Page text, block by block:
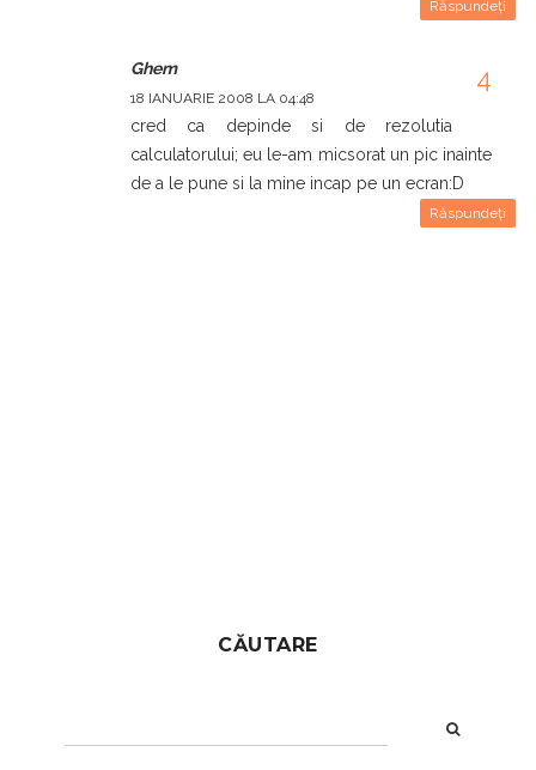
Răspundeți
Ghem
18 IANUARIE 2008 LA 04:48
cred ca depinde si de rezolutia
calculatorului; eu le-am micsorat un pic inainte
de a le pune si la mine incap pe un ecran:D
Răspundeți
CĂUTARE